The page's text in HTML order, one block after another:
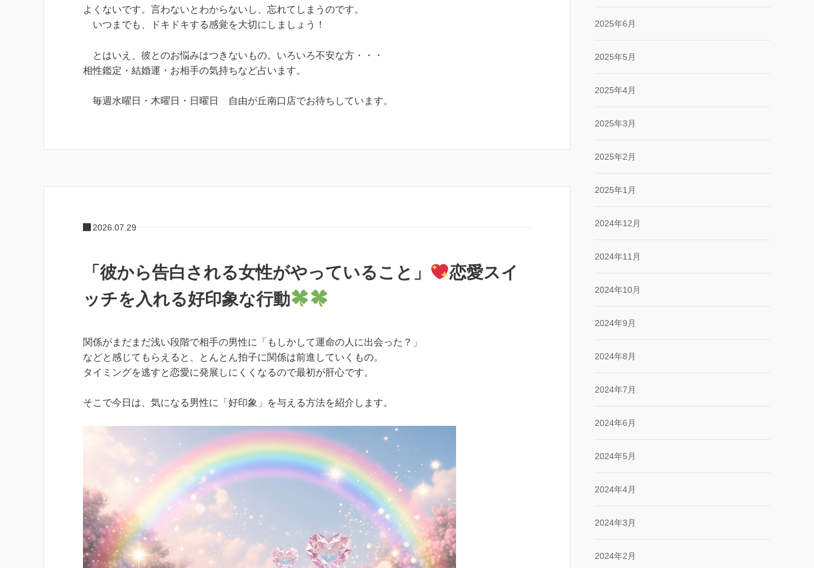
よくないです。言わないとわからないし、忘れてしまうのです。
いつまでも、ドキドキする感覚を大切にしましょう！
とはいえ、彼とのお悩みはつきないもの。いろいろ不安な方・・・
相性鑑定・結婚運・お相手の気持ちなど占います。
毎週水曜日・木曜日・日曜日 自由が丘南口店でお待ちしています。
2026.07.29
「彼から告白される女性がやっていること」
恋愛スイ
ッチを入れる好印象な行動
関係がまだまだ浅い段階で相手の男性に「もしかして運命の人に出会った？」
などと感じてもらえると、とんとん拍子に関係は前進していくもの。
タイミングを逃すと恋愛に発展しにくくなるので最初が肝心です。
そこで今日は、気になる男性に「好印象」を与える方法を紹介します。
2025年6月
2025年5月
2025年4月
2025年3月
2025年2月
2025年1月
2024年12月
2024年11月
2024年10月
2024年9月
2024年8月
2024年7月
2024年6月
2024年5月
2024年4月
2024年3月
2024年2月